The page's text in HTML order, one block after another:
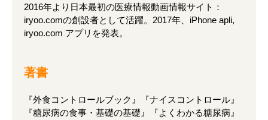
2016年より日本最初の医療情報動画情報サイト：
iryoo.comの創設者として活躍。2017年、iPhone apli,
iryoo.com アプリを発表。
著書
『外食コントロールブック』『ナイスコントロール』
『糖尿病の食事・基礎の基礎』『よくわかる糖尿病』